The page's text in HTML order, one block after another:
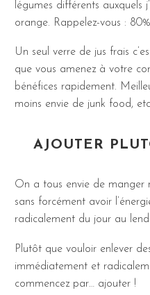
légumes différents auxquels
orange. Rappelez-vous :
Un seul verre de jus frais
que vous amenez à votre
bénéfices rapidement.
moins envie de junk food,
AJOUTER
On a tous envie de manger
sans forcément avoir
radicalement du jour au
Plutôt que vouloir enlever
immédiatement et
commencez par… ajouter !